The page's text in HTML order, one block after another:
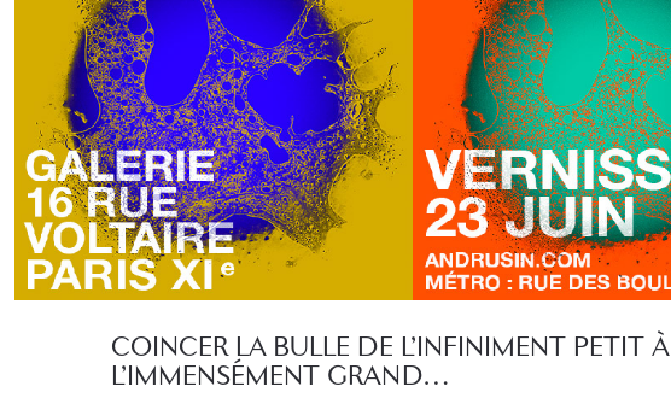
COINCER LA BULLE DE L’INFINIMENT PETIT À
L’IMMENSÉMENT GRAND…